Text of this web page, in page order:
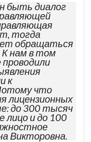
быть диалог
тогда
обращаться
нам в том
к
что
лицензионных
до 300 тысяч
лицо и до 100
Викторовна.